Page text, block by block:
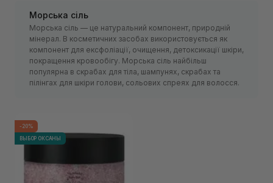
Морська сіль
Морська сіль — це натуральний компонент, природній
мінерал. В косметичних засобах використовується як
компонент для ексфоліації, очищення, детоксикації шкіри,
покращення кровообігу. Морська сіль найбільш
популярна в скрабах для тіла, шампунях, скрабах та
пілінгах для шкіри голови, сольових спреях для волосся.
-20%
ВЫБОР ОКСАНЫ